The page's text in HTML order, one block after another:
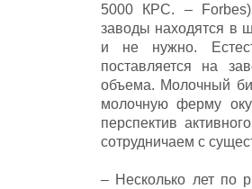
5000 КРС. –
заводы находятся в
и не нужно.
поставляется на
объема. Молочный
молочную ферму
перспектив
сотрудничаем с
– Несколько лет по